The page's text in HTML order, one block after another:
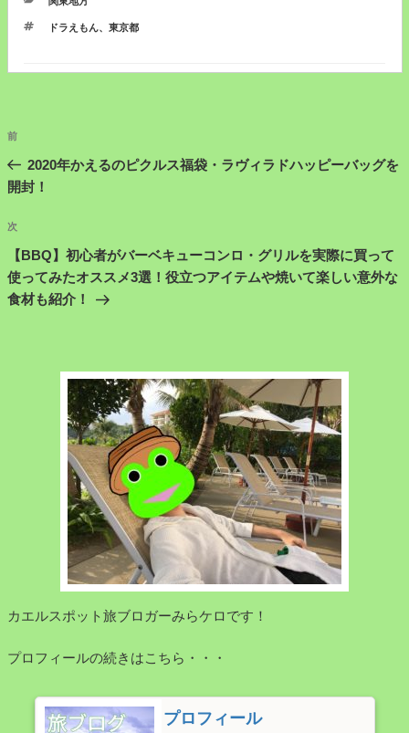
ゴ
タ
ドラえもん、東京都
投
ナ
ゲ
ー
シ
ョ
前
の
投
前
2020年かえるのピクルス福袋・ラヴィラドハッピーバッグを
開封！
次
の
投
稿
次
【BBQ】初心者がバーベキューコンロ・グリルを実際に買って
使ってみたオススメ3選！役立つアイテムや焼いて楽しい意外な
食材も紹介！
カエルスポット旅ブロガーみらケロです！
プロフィールの続きはこちら・・・
プロフィール